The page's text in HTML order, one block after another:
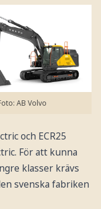
AB Volvo
och ECR25
För att kunna
klasser krävs
svenska fabriken